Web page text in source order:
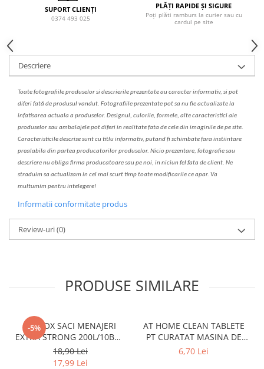
SUPORT CLIENȚI
0374 493 025
PLĂȚI RAPIDE ȘI SIGURE
Poți plăti ramburs la curier sau cu
cardul pe site
Descriere
Toate fotografiile produselorsidescrierileprezentate au caracter informativ, si pot
diferi fată de produsul vandut. Fotografiile prezentate pot sa nu fie actualizate la
infatisarea actuala a produselor. Designul, culorile, formele, alte caracteristici ale
produselor sau ambalajele pot diferi in realitate fata de cele din imaginile de pe site.
Caracteristicile descrise sunt cu titlu informativ, putand fi schimbate fara instiintare
prealabila din partea producatorilor produselor. Nicio prezentare, fotografie sau
descriere nu obliga firma producatoare sau pe noi, in niciun fel fata de client. Ne
straduim sa actualizam in cel mai scurt timp toate modificarile ce apar. Va
multumim pentru intelegere!
Informatii conformitate produs
Review-uri(0)
PRODUSE SIMILARE
-5%
CLINOX SACI MENAJERI
EXTRA STRONG 200L/10BUC
LDPE NEGRI (90*122CM)
ETICHETA MOV
18,90 Lei
17,99 Lei
AT HOME CLEAN TABLETE
PT CURATAT MASINA DE
SPALAT VASE 2*40GR
6,70 Lei